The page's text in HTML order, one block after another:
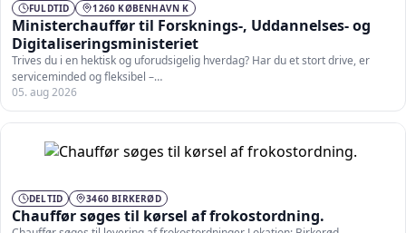
FULDTID 1260 KØBENHAVN K
Ministerchauffør til Forsknings-, Uddannelses- og
Digitaliseringsministeriet
Trives du i en hektisk og uforudsigelig hverdag? Har du et stort drive, er
serviceminded og fleksibel –…
05. aug 2026
DELTID 3460 BIRKERØD
Chauffør søges til kørsel af frokostordning.